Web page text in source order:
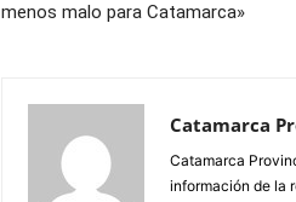
menos malo para Catamarca»
Catamarca
Catamarca
información de la